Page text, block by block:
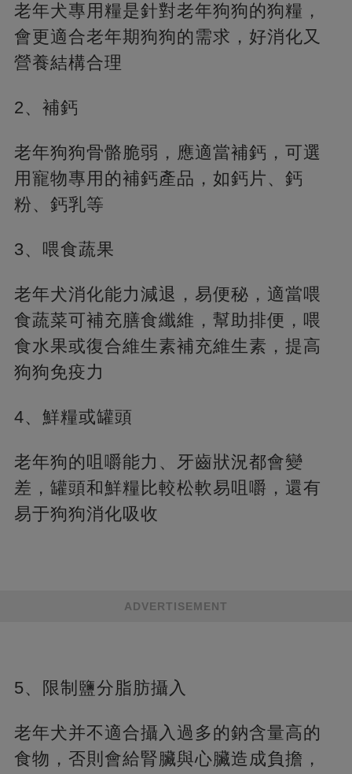
老年犬專用糧是針對老年狗狗的狗糧，
會更適合老年期狗狗的需求，好消化又
營養結構合理
2、補鈣
老年狗狗骨骼脆弱，應適當補鈣，可選
用寵物專用的補鈣產品，如鈣片、鈣
粉、鈣乳等
3、喂食蔬果
老年犬消化能力減退，易便秘，適當喂
食蔬菜可補充膳食纖維，幫助排便，喂
食水果或復合維生素補充維生素，提高
狗狗免疫力
4、鮮糧或罐頭
老年狗的咀嚼能力、牙齒狀況都會變
差，罐頭和鮮糧比較松軟易咀嚼，還有
易于狗狗消化吸收
ADVERTISEMENT
5、限制鹽分脂肪攝入
老年犬并不適合攝入過多的鈉含量高的
食物，否則會給腎臟與心臟造成負擔，